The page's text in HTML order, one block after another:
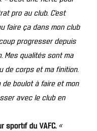
pro au club. C’est
faire ça dans mon club
progresser depuis
Mes qualités sont ma
de corps et ma finition.
boulot à faire et mon
avec le club en
sportif du VAFC. «